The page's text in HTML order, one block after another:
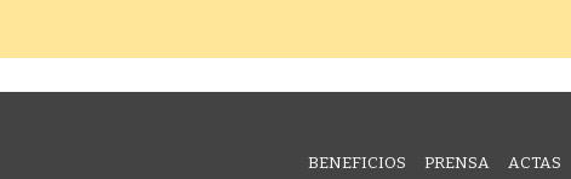
BENEFICIOS
PRENSA ACTAS